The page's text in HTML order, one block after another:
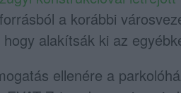
a korábbi
alakítsák ki az
ellenére a